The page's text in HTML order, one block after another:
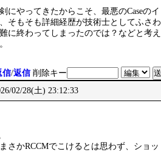
やってきたからこそ、最悪のCaseのイ
そもそも詳細経歴が技術士としてふさわ
に終わってしまったのでは？などと考え
信/返信 削除キー
02/28(土) 23:12:33
さかRCCMでこけるとは思わず、ショッ